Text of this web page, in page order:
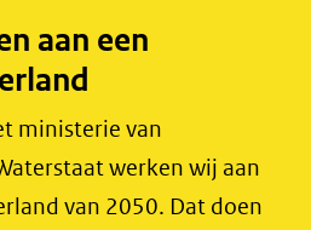
aan een
ministerie van
werken wij aan
van 2050. Dat doen